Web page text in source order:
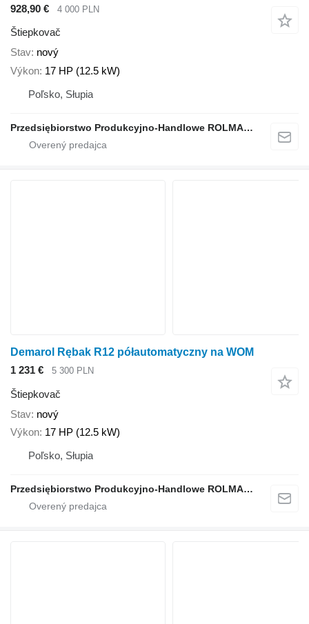
928,90 €
4 000 PLN
Štiepkovač
Stav nový
Výkon 17 HP (12.5 kW)
Poľsko, Słupia
Przedsiębiorstwo Produkcyjno-Handlowe ROLMAPOL Marcin Dziekan
Demarol Rębak R12 półautomatyczny na WOM
1 231 €
5 300 PLN
Štiepkovač
Stav nový
Výkon 17 HP (12.5 kW)
Poľsko, Słupia
Przedsiębiorstwo Produkcyjno-Handlowe ROLMAPOL Marcin Dziekan